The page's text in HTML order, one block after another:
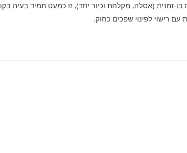
זמנית (אסלה, מקלחת וכיור יחד), זו כמעט תמיד בעיה בקו
רישוי לפינוי שפכים כחוק.